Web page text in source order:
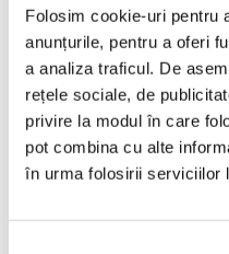
Folosim cookie-uri pentru
anunțurile, pentru a oferi
a analiza traficul. De
rețele sociale, de
privire la modul în care
pot combina cu alte
în urma folosirii serviciilor
Limba Engleză
Management și
Marketing
Microsoft Office